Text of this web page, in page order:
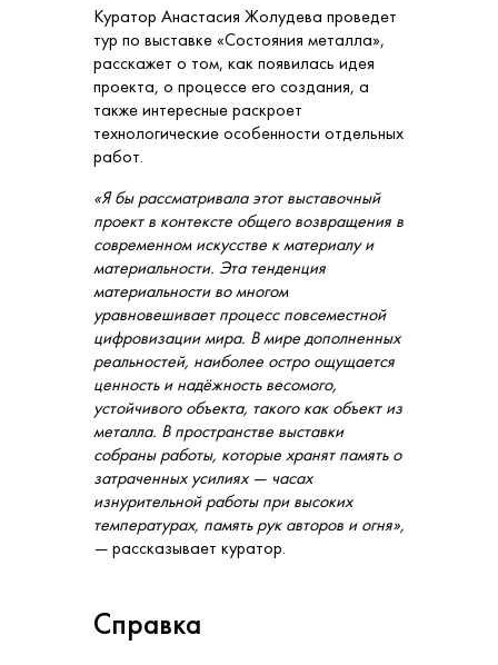
Куратор Анастасия Жолудева проведет
тур по выставке «Состояния металла»,
расскажет о том, как появилась идея
проекта, о процессе его создания, а
также интересные раскроет
технологические особенности отдельных
работ.
«Я бы рассматривала этот выставочный
проект в контексте общего возвращения в
современном искусстве к материалу и
материальности. Эта тенденция
материальности во многом
уравновешивает процесс повсеместной
цифровизации мира. В мире дополненных
реальностей, наиболее остро ощущается
ценность и надёжность весомого,
устойчивого объекта, такого как объект из
металла. В пространстве выставки
собраны работы, которые хранят память о
затраченных усилиях — часах
изнурительной работы при высоких
температурах, память рук авторов и огня»,
—рассказывает куратор.
Справка